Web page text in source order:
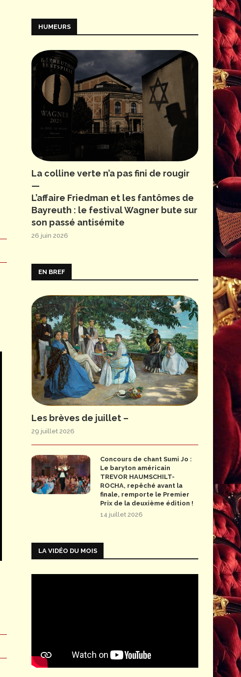
HUMEURS
La colline verte n’a pas fini de rougir
—
L’affaire Friedman et les fantômes de
Bayreuth : le festival Wagner bute sur
son passé antisémite
26 juin 2026
EN BREF
Les brèves de juillet –
29 juillet 2026
Concours de chant Sumi Jo :
Le baryton américain
TREVOR HAUMSCHILT-
ROCHA, repêché avant la
finale, remporte le Premier
Prix de la deuxième édition !
14 juillet 2026
LA VIDÉO DU MOIS